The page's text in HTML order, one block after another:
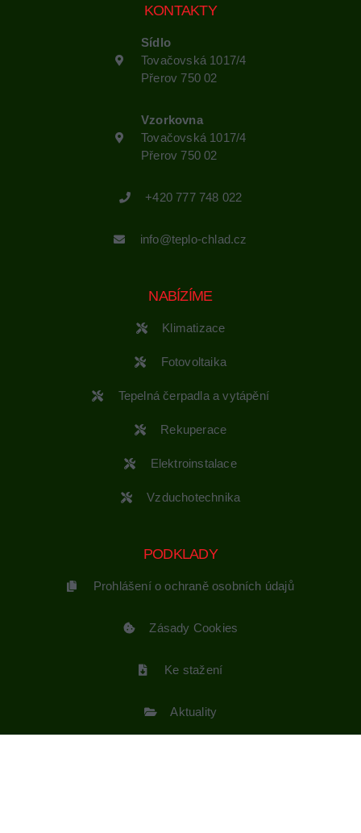
KONTAKTY
Sídlo
Tovačovská 1017/4
Přerov 750 02
Vzorkovna
Tovačovská 1017/4
Přerov 750 02
+420 777 748 022
info@teplo-chlad.cz
NABÍZÍME
Klimatizace
Fotovoltaika
Tepelná čerpadla a vytápění
Rekuperace
Elektroinstalace
Vzduchotechnika
PODKLADY
Prohlášení o ochraně osobních údajů
Zásady Cookies
Ke stažení
Aktuality